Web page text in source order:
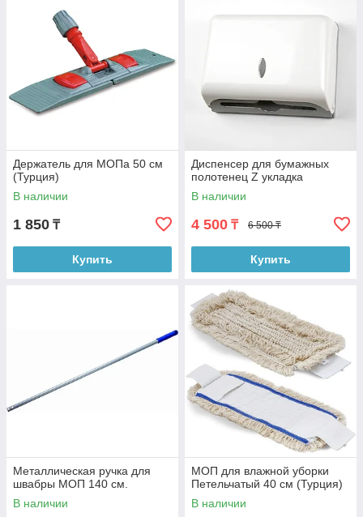
Держатель для МОПа 50 см
(Турция)
В наличии
1 850 ₸
Купить
Диспенсер для бумажных
полотенец Z укладка
В наличии
4 500 ₸ 6 500 ₸
Купить
Металлическая ручка для
швабры МОП 140 см.
В наличии
МОП для влажной уборки
Петельчатый 40 см (Турция)
В наличии